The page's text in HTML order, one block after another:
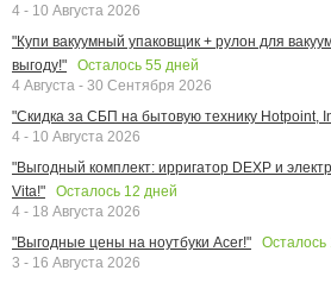
4 - 10 Августа 2026
"Купи вакуумный упаковщик + рулон для
выгоду!"
Осталось 55 дней
4 Августа - 30 Сентября 2026
"Скидка за СБП на бытовую технику Hotpoint,
4 - 10 Августа 2026
"Выгодный комплект: ирригатор DEXP и
Vita!"
Осталось 12 дней
4 - 18 Августа 2026
"Выгодные цены на ноутбуки Acer!"
Осталось
3 - 16 Августа 2026